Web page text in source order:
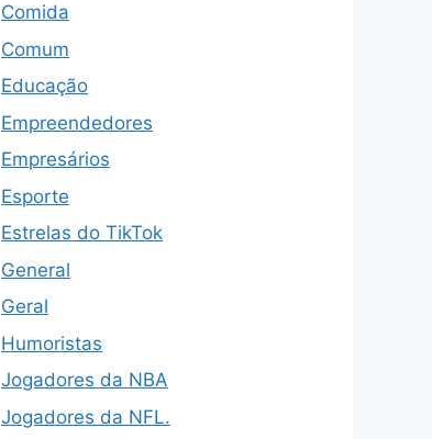
Comida
Comum
Educação
Empreendedores
Empresários
Esporte
Estrelas do TikTok
General
Geral
Humoristas
Jogadores da NBA
Jogadores da NFL.